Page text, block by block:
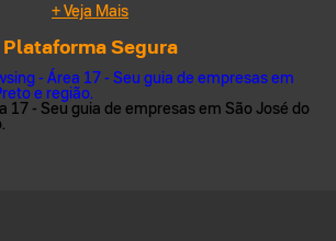
+ Veja Mais
Plataforma Segura